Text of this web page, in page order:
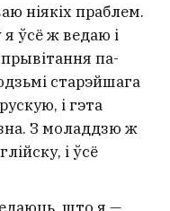
ніякіх праблем.
ўсё ж ведаю і
па-
старэйшага
і гэта
З моладдзю ж
і ўсё